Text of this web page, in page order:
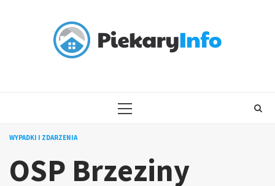
PRIMARY
WYPADKI I ZDARZENIA
OSP Brzeziny